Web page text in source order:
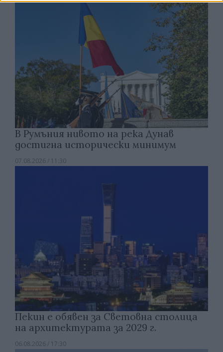
В Румъния нивото на река Дунав
достигна исторически минимум
07.08.2026 / 11:30
Пекин е обявен за Световна столица
на архитектурата за 2029 г.
06.08.2026 / 17:30